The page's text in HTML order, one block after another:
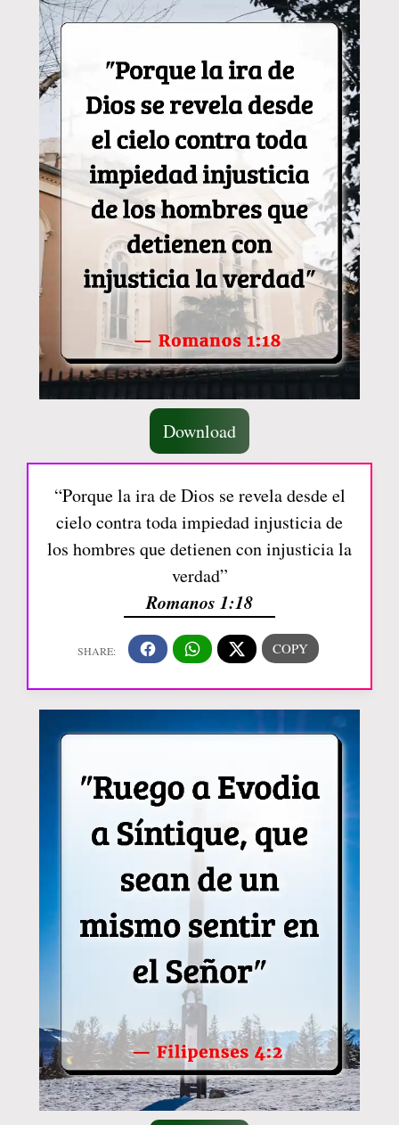
Download
“Porque la ira de Dios se revela desde el
cielo contra toda impiedad injusticia de
los hombres que detienen con injusticia la
verdad”
Romanos 1:18